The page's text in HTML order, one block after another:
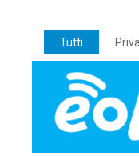
Tutti